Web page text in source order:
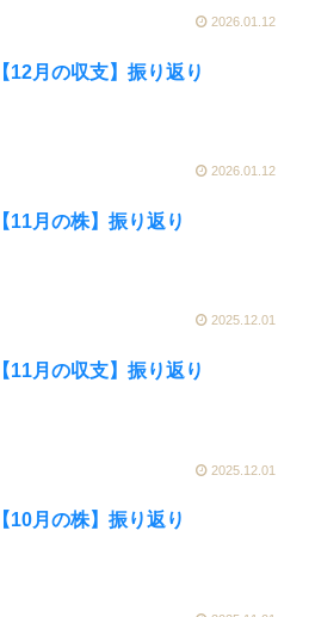
2026.01.12
【12月の収支】振り返り
2026.01.12
【11月の株】振り返り
2025.12.01
【11月の収支】振り返り
2025.12.01
【10月の株】振り返り